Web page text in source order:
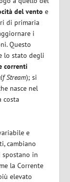
del vento e
di primaria
i
Questo
lo stato degli
correnti
Stream); si
nasce nel
costa
e
cambiano
spostano in
la Corrente
elevato